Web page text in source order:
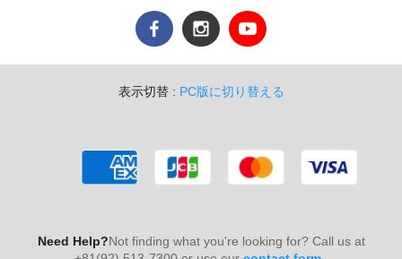
表示切替 : PC版に切り替える
Need Help?Not finding what you're looking for? Call us at